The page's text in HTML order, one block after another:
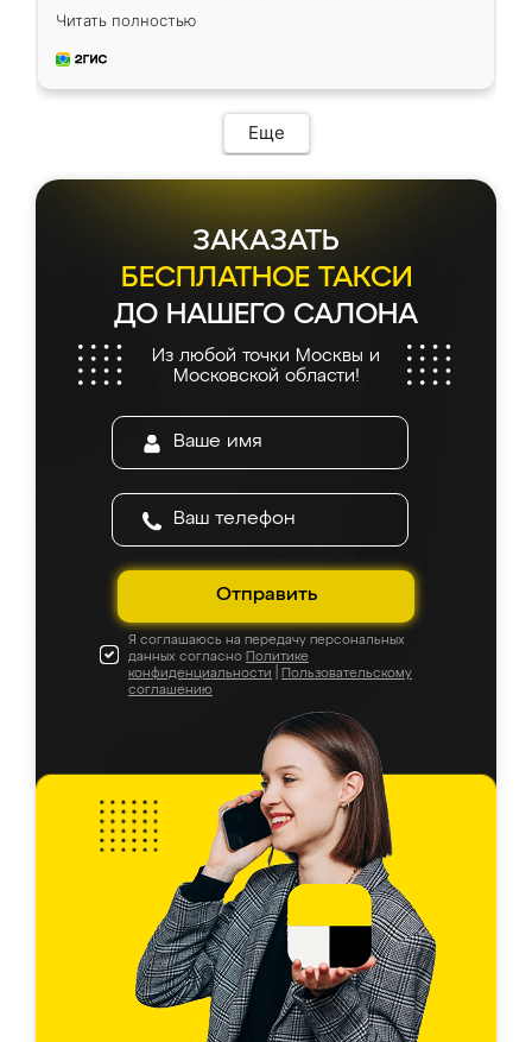
недели кухня была уже готова. Остались
довольны работой. Спасибо Ренессанс
мебель за качественную работу!
Читать полностью
Еще
ЗАКАЗАТЬ
БЕСПЛАТНОЕ ТАКСИ
ДО НАШЕГО САЛОНА
Из любой точки Москвы и
Московской области!
Отправить
Я соглашаюсь на передачу персональных
данных согласно Политике
конфиденциальности
Пользовательскому
соглашению